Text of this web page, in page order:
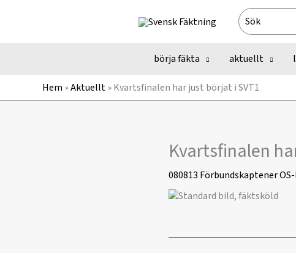
Search
for:
börja fäkta aktuellt
Hem »Aktuellt»Kvartsfinalen har just börjat i SVT1
Kvartsfinalen
080813 Förbundskaptener